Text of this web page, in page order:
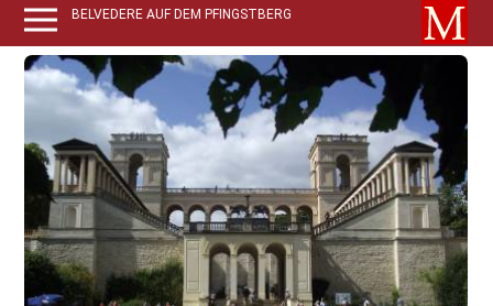
BELVEDERE AUF DEM PFINGSTBERG